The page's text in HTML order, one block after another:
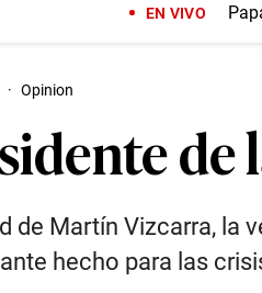
EN VIVO
· Opinion
de
de Martín Vizcarra, la
hecho para las